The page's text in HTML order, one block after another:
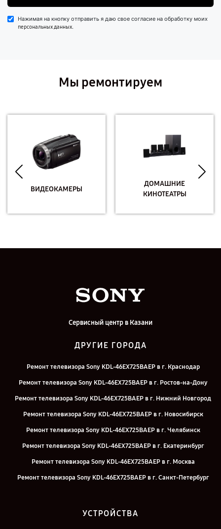
Нажимая на кнопку отправить я даю свое согласие на обработку моих
персональных данных.
Мы ремонтируем
ВИДЕОКАМЕРЫ
ДОМАШНИЕ
КИНОТЕАТРЫ
Сервисный центр в Казани
ДРУГИЕ ГОРОДА
Ремонт телевизора Sony KDL-46EX725BAEP в г. Краснодар
Ремонт телевизора Sony KDL-46EX725BAEP в г. Ростов-на-Дону
Ремонт телевизора Sony KDL-46EX725BAEP в г. Нижний Новгород
Ремонт телевизора Sony KDL-46EX725BAEP в г. Новосибирск
Ремонт телевизора Sony KDL-46EX725BAEP в г. Челябинск
Ремонт телевизора Sony KDL-46EX725BAEP в г. Екатеринбург
Ремонт телевизора Sony KDL-46EX725BAEP в г. Москва
Ремонт телевизора Sony KDL-46EX725BAEP в г. Санкт-Петербург
УСТРОЙСТВА